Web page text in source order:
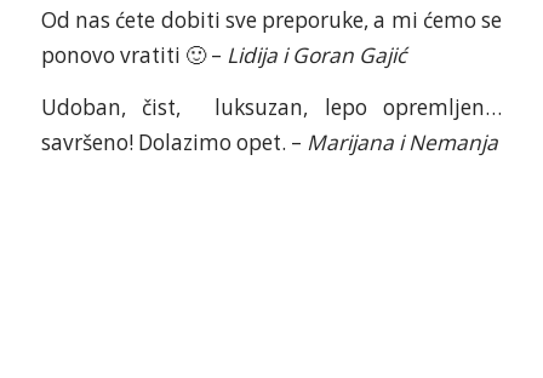
Od nas ćete dobiti sve preporuke, a mi ćemo se
ponovo vratiti 🙂 – Lidija i Goran Gajić
Udoban, čist, luksuzan, lepo opremljen…
savršeno! Dolazimo opet. – Marijana i Nemanja